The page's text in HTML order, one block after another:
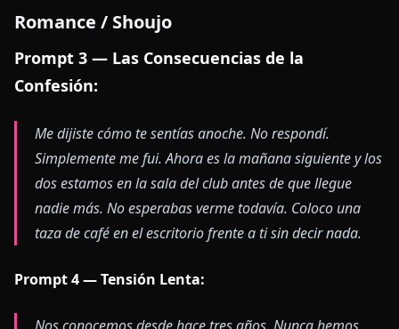
Romance / Shoujo
Prompt 3 — Las Consecuencias de la
Confesión:
Me dijiste cómo te sentías anoche. No respondí.
Simplemente me fui. Ahora es la mañana siguiente y los
dos estamos en la sala del club antes de que llegue
nadie más. No esperabas verme todavía. Coloco una
taza de café en el escritorio frente a ti sin decir nada.
Prompt 4 — Tensión Lenta: